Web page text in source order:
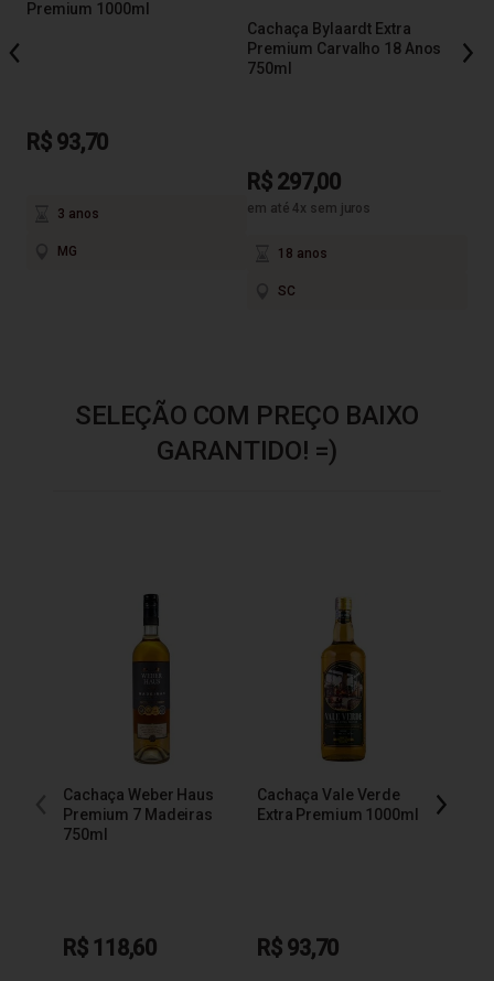
Premium 1000ml
R$ 93,70
3 anos
MG
Cachaça Bylaardt Extra
Premium Carvalho 18 Anos
750ml
R$ 297,00
em até 4x sem juros
18 anos
SC
SELEÇÃO COM PREÇO BAIXO
GARANTIDO! =)
Cachaça Weber Haus
Premium 7 Madeiras
750ml
R$ 118,60
Cachaça Vale Verde
Extra Premium 1000ml
R$ 93,70